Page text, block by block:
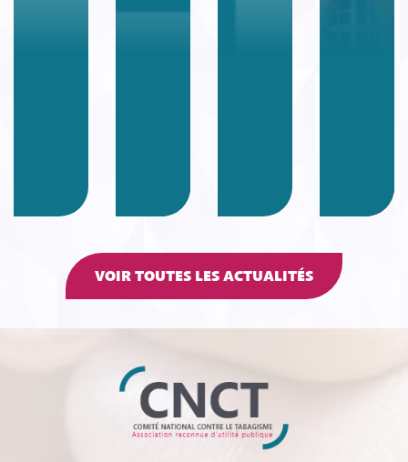
VOIR TOUTES LES ACTUALITÉS